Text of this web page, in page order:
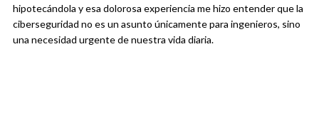
hipotecándola y esa dolorosa experiencia me hizo entender que la
ciberseguridad no es un asunto únicamente para ingenieros, sino
una necesidad urgente de nuestra vida diaria.